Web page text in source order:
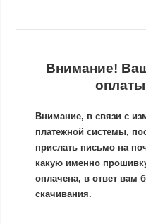
Внимание!
Внимание, в связи с
платежной системы,
прислать письмо на
какую именно
оплачена, в ответ вам
скачивания.